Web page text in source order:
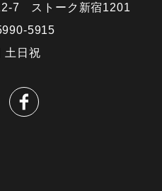
7 ストーク新宿1201
5915
土日祝